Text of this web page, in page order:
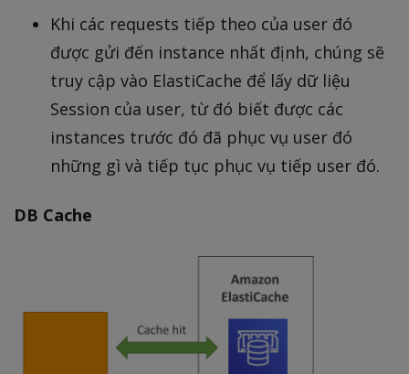
Khi các requests tiếp theo của user đó
được gửi đến instance nhất định, chúng sẽ
truy cập vào ElastiCache để lấy dữ liệu
Session của user, từ đó biết được các
instances trước đó đã phục vụ user đó
những gì và tiếp tục phục vụ tiếp user đó.
DB Cache